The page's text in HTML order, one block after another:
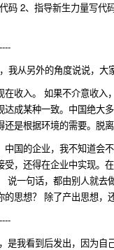
码 2、指导新生力量写
从另外的角度说说，大
收入。 如果不介意收
成某种一致。中国绝大
是根据环境的需要。脱
国的企业，我不知道
，还得在企业中实现
说一句话，都由别人就
思想？ 除了产出思想，
是我看到后发出，因为